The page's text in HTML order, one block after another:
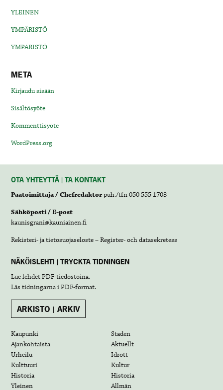
YLEINEN
YMPÄRISTÖ
YMPÄRISTÖ
META
Kirjaudu sisään
Sisältösyöte
Kommenttisyöte
WordPress.org
OTA YHTEYTTÄ | TA KONTAKT
Päätoimittaja / Chefredaktörpuh./tfn 050 555 1703
Sähköposti / E-post
kaunisgrani@kauniainen.fi
Rekisteri- ja tietosuojaseloste – Register- och datasekretess
NÄKÖISLEHTI | TRYCKTA TIDNINGEN
Lue lehdetPDF-tiedostoina.
Läs tidningarna iPDF-format.
ARKISTO | ARKIV
Kaupunki
Staden
Ajankohtaista
Aktuellt
Urheilu
Idrott
Kulttuuri
Kultur
Historia
Historia
Yleinen
Allmän